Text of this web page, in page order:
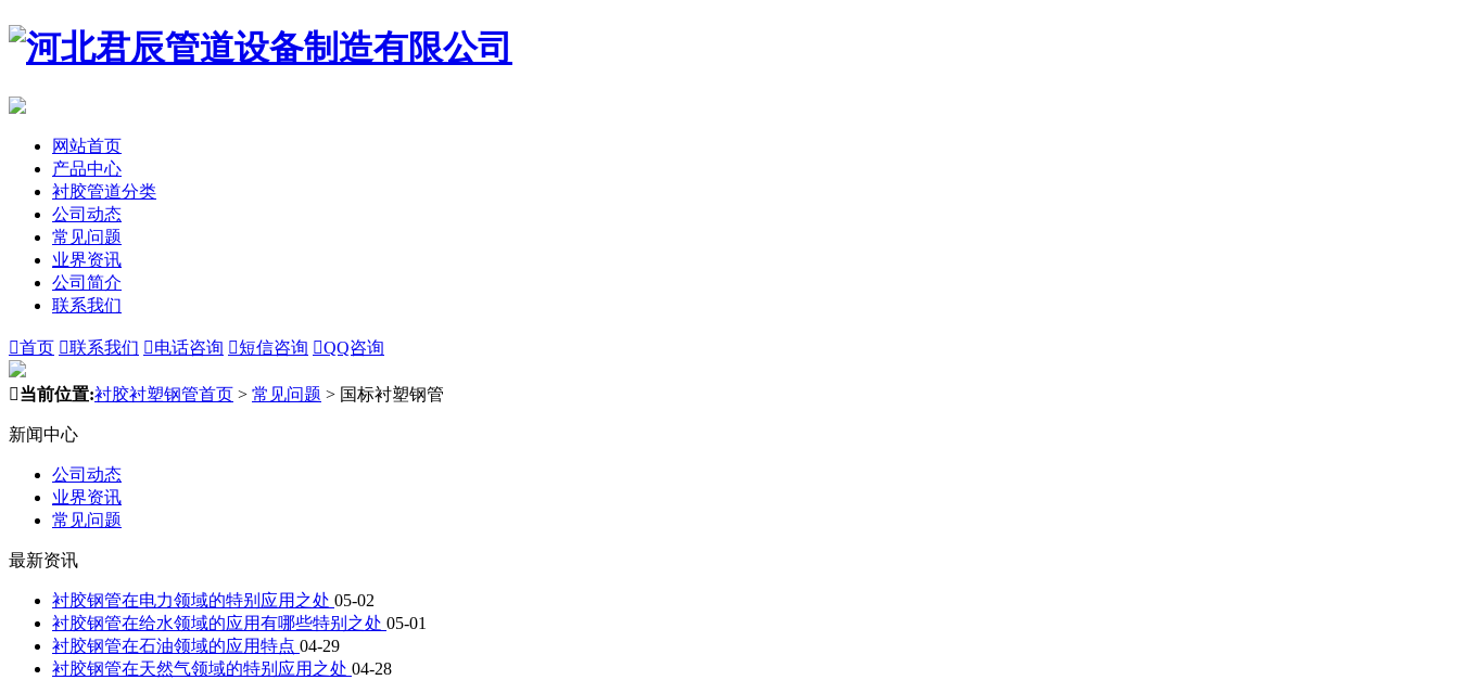
网站首页
产品中心
衬胶管道分类
公司动态
常见问题
业界资讯
公司简介
联系我们
首页 联系我们 电话咨询 短信咨询 QQ咨询
当前位置:衬胶衬塑钢管首页 > 常见问题 > 国标衬塑钢管
新闻中心
公司动态
业界资讯
常见问题
最新资讯
衬胶钢管在电力领域的特别应用之处 05-02
衬胶钢管在给水领域的应用有哪些特别之处 05-01
衬胶钢管在石油领域的应用特点 04-29
衬胶钢管在天然气领域的特别应用之处 04-28